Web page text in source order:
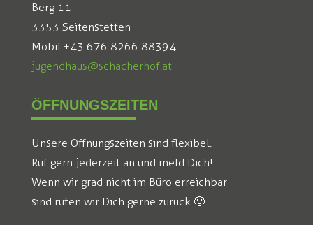
Berg 11
3353 Seitenstetten
Mobil +43 676 8266 88394
jugendhaus@schacherhof.at
ÖFFNUNGSZEITEN
Unsere Öffnungszeiten sind flexibel.
Ruf gern jederzeit an und meld Dich!
Wenn wir grad nicht im Büro erreichbar
sind rufen wir Dich gerne zurück 🙂